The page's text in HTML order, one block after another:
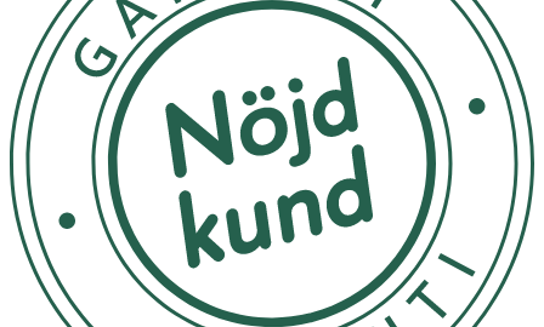
INNEHÅLLSDEKLARATION 1 Kapsel
Enzymblandning 400 mg
- varav Alfa galaktosidas 300 GaIU
- varav Lipas 90 FIPU
- varav Amylas 8 000 DU